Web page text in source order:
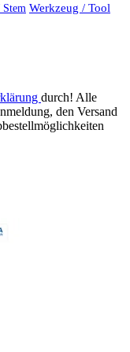
Stem Werkzeug / Tool
durch! Alle
den Versand